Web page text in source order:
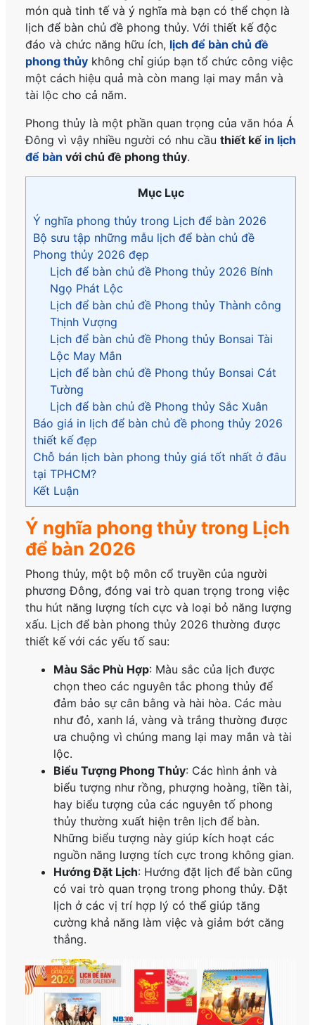
món quà tinh tế và ý nghĩa mà bạn có thể chọn là
lịch để bàn chủ đề phong thủy. Với thiết kế độc
đáo và chức năng hữu ích, lịch để bàn chủ đề
phong thủy không chỉ giúp bạn tổ chức công việc
một cách hiệu quả mà còn mang lại may mắn và
tài lộc cho cả năm.
Phong thủy là một phần quan trọng của văn hóa Á
Đông vì vậy nhiều người có nhu cầuthiết kế in lịch
để bàn với chủ đề phong thủy.
Mục Lục
Ý nghĩa phong thủy trong Lịch để bàn 2026
Bộ sưu tập những mẫu lịch để bàn chủ đề
Phong thủy 2026 đẹp
Lịch để bàn chủ đề Phong thủy 2026 Bính
Ngọ Phát Lộc
Lịch để bàn chủ đề Phong thủy Thành công
Thịnh Vượng
Lịch để bàn chủ đề Phong thủy Bonsai Tài
Lộc May Mắn
Lịch để bàn chủ đề Phong thủy Bonsai Cát
Tường
Lịch để bàn chủ đề Phong thủy Sắc Xuân
Báo giá in lịch để bàn chủ đề phong thủy 2026
thiết kế đẹp
Chỗ bán lịch bàn phong thủy giá tốt nhất ở đâu
tại TPHCM?
Kết Luận
Ý nghĩa phong thủy trong Lịch
để bàn 2026
Phong thủy, một bộ môn cổ truyền của người
phương Đông, đóng vai trò quan trọng trong việc
thu hút năng lượng tích cực và loại bỏ năng lượng
xấu. Lịch để bàn phong thủy 2026 thường được
thiết kế với các yếu tố sau:
Màu Sắc Phù Hợp: Màu sắc của lịch được
chọn theo các nguyên tắc phong thủy để
đảm bảo sự cân bằng và hài hòa. Các màu
như đỏ, xanh lá, vàng và trắng thường được
ưa chuộng vì chúng mang lại may mắn và tài
lộc.
Biểu Tượng Phong Thủy: Các hình ảnh và
biểu tượng như rồng, phượng hoàng, tiền tài,
hay biểu tượng của các nguyên tố phong
thủy thường xuất hiện trên lịch để bàn.
Những biểu tượng này giúp kích hoạt các
nguồn năng lượng tích cực trong không gian.
Hướng Đặt Lịch: Hướng đặt lịch để bàn cũng
có vai trò quan trọng trong phong thủy. Đặt
lịch ở các vị trí hợp lý có thể giúp tăng
cường khả năng làm việc và giảm bớt căng
thẳng.